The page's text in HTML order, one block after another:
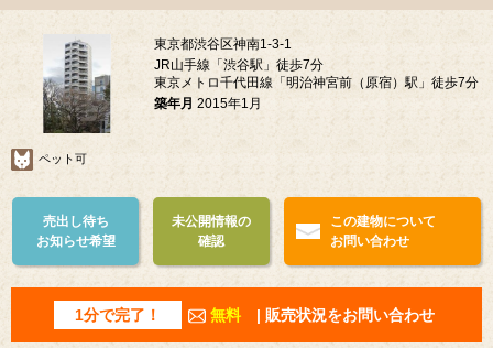
東京都渋谷区神南1-3-1
JR山手線「渋谷駅」徒歩7分
東京メトロ千代田線「明治神宮前（原宿）駅」徒歩7分
築年月 2015年1月
ペット可
売出し待ち
お知らせ希望
未公開情報の
確認
この建物について
お問い合わせ
1分で完了！ 無料 | 販売状況をお問い合わせ